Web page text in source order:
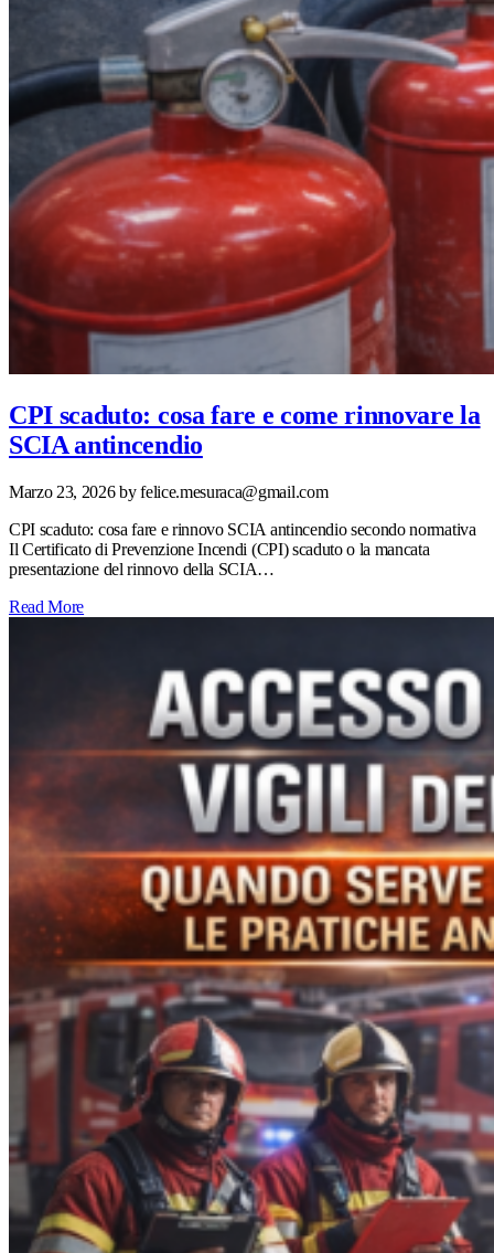
CPI scaduto: cosa fare e come rinnovare la
SCIA antincendio
Marzo 23, 2026by felice.mesuraca@gmail.com
CPI scaduto: cosa fare e rinnovo SCIA antincendio secondo normativa
Il Certificato di Prevenzione Incendi (CPI) scaduto o la mancata
presentazione del rinnovo della SCIA…
Read More